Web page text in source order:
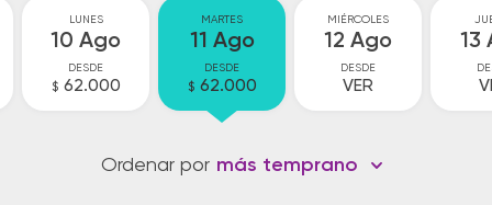
LUNES
10 Ago
DESDE
$ 62.000
MARTES
11 Ago
DESDE
$ 62.000
MIÉRCOLES
12 Ago
DESDE
VER
13
Ordenar por más temprano